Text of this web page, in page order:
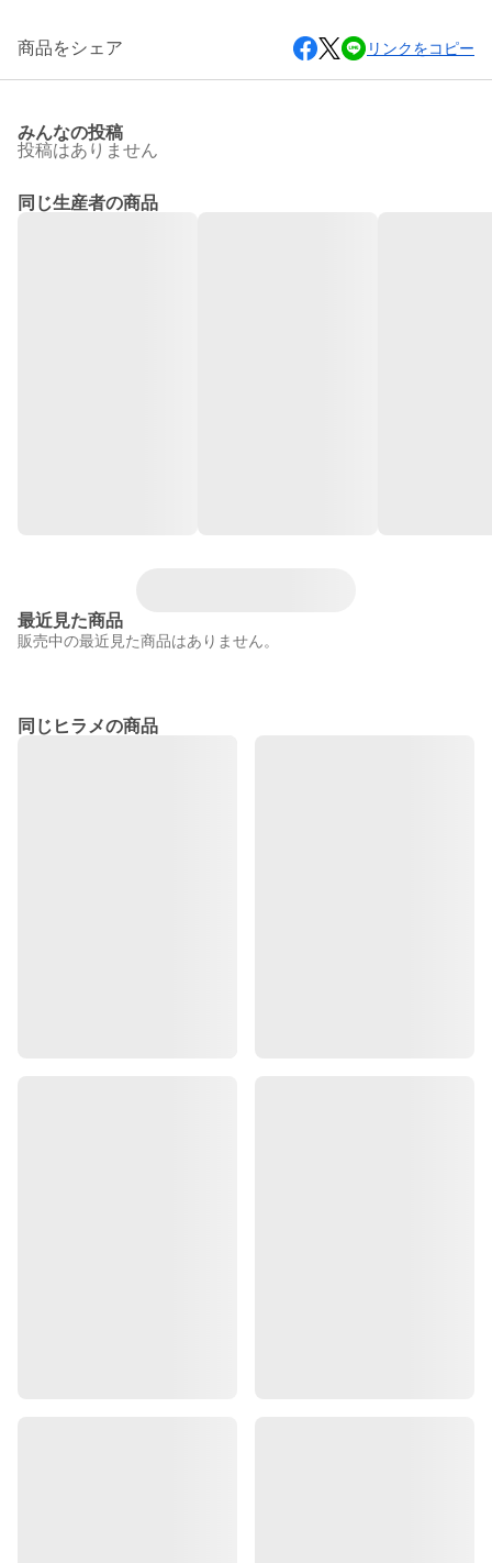
商品をシェア リンクをコピー
みんなの投稿
投稿はありません
同じ生産者の商品
最近見た商品
販売中の最近見た商品はありません。
同じヒラメの商品